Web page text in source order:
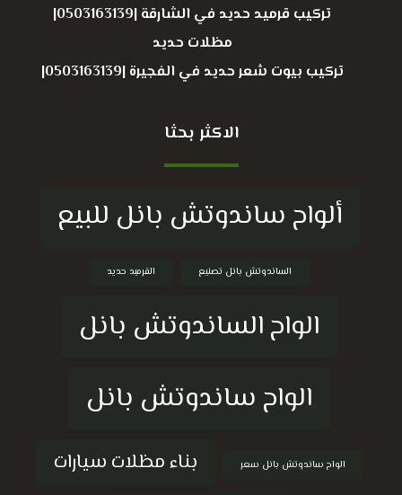
تركيب قرميد حديد في الشارقة |0503163139|
مظلات حديد
تركيب بيوت شعر حديد في الفجيرة |0503163139|
الاكثر بحثا
ألواح ساندوتش بانل للبيع
الساندوتش بانل تصنيع القرميد حديد
الواح الساندوتش بانل
الواح ساندوتش بانل
الواح ساندوتش بانل سعر بناء مظلات سيارات